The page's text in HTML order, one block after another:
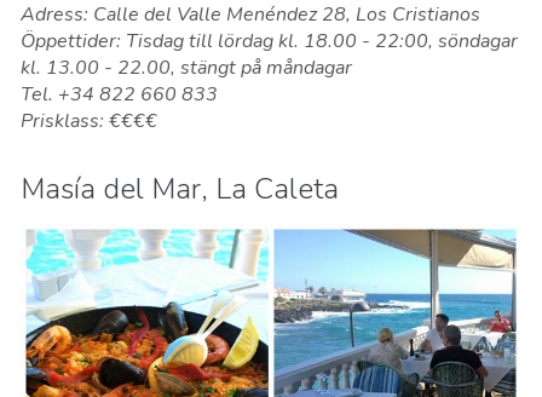
Adress: Calle del Valle Menéndez 28, Los Cristianos
Öppettider: Tisdag till lördag kl. 18.00 - 22:00, söndagar
kl. 13.00 - 22.00, stängt på måndagar
Tel. +34 822 660 833
Prisklass: €€€€
Masía del Mar, La Caleta